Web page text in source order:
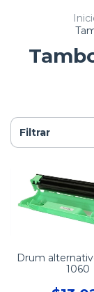
Filtrar
Drum
1060